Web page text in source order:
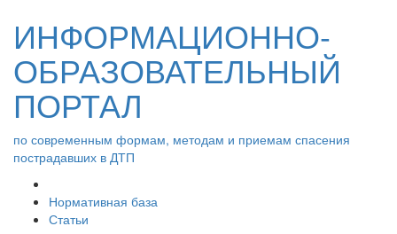
ИНФОРМАЦИОННО-
ОБРАЗОВАТЕЛЬНЫЙ
ПОРТАЛ
по современным формам, методам и приемам спасения
пострадавших в ДТП
Нормативная база
Статьи